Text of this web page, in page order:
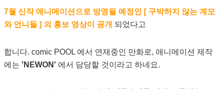
7월 신작 애니메이션으로 방영될 예정인 [ 구박하지 않는 계모
와 언니들 ] 의 홍보 영상이 공개 되었다고
합니다. comic POOL 에서 연재중인 만화로, 애니메이션 제작
에는 'NEWON' 에서 담당할 것이라고 하네요.